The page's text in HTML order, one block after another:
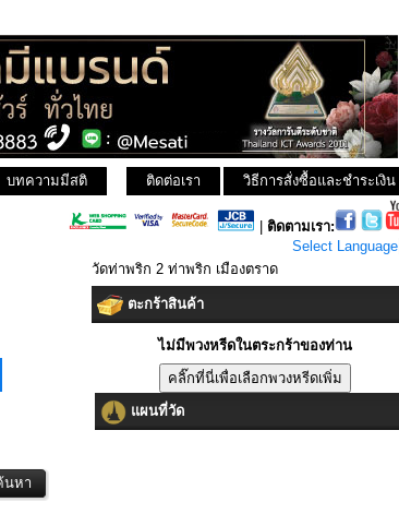
บทความมีสติ วิธีการสั่งซื้อและชำระเงิน
ติดต่อเรา
ติดตามเรา:
Select Language
วัดท่าพริก 2 ท่าพริก เมืองตราด
ตะกร้าสินค้า
ไม่มีพวงหรีดในตระกร้าของท่าน
แผนที่วัด